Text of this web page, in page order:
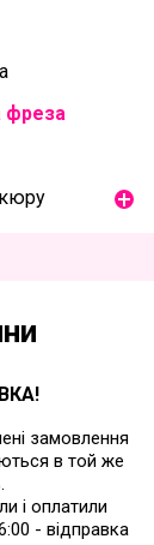
фреза
замовлення
в той же
і оплатили
- відправка